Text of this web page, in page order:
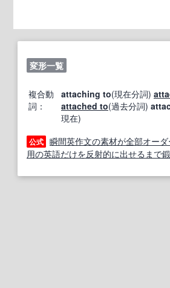
変形一覧
複合動
詞：
attaching to(現在分詞)
attached to(過去分詞)
現在)
公式 瞬間英作文の素材が全部オー
用の英語だけを反射的に出せるまで